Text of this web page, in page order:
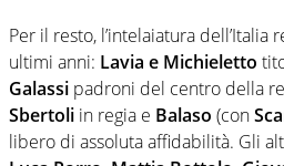
Per il resto, l’intelaiatura dell’Italia
ultimi anni: Lavia e Michieletto
Galassi padroni del centro della
Sbertoli in regia e Balaso (con
libero di assoluta affidabilità. Gli